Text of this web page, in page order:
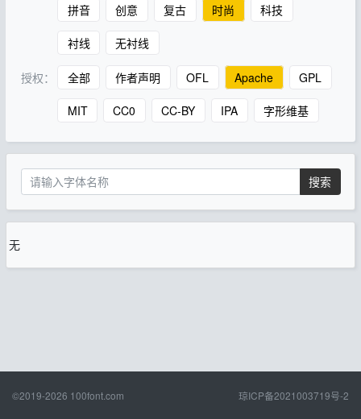
拼音 创意 复古 时尚 科技
衬线 无衬线
授权： 全部 作者声明 OFL Apache GPL
MIT CC0 CC-BY IPA 字形维基
搜索
无
©2019-2026 100font.com 琼ICP备2021003719号-2